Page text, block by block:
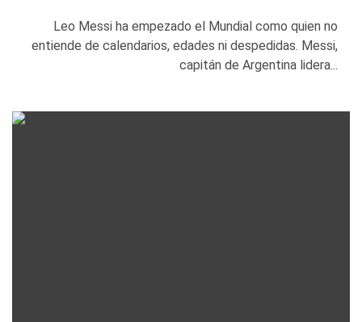
Leo Messi ha empezado el Mundial como quien no
entiende de calendarios, edades ni despedidas. Messi,
capitán de Argentina lidera...